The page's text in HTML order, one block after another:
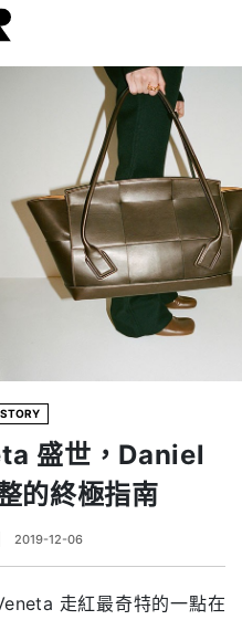
盛世，Daniel
的終極指南
2019-12-06
走紅最奇特的一點在